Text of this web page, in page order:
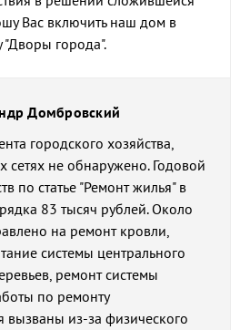
Вас включить наш дом в
"Дворы города".
Домбровский
городского хозяйства,
сетях не обнаружено. Годовой
по статье "Ремонт жилья" в
83 тысяч рублей. Около
на ремонт кровли,
системы центрального
ремонт системы
по ремонту
вызваны из-за физического